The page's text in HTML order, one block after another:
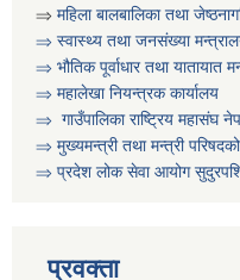
⇒ महिला बालबालिका तथा
⇒ स्वास्थ्य तथा जनसंख्या
⇒ भौतिक पूर्वाधार तथा यातायात
⇒ महालेखा नियन्त्रक कार्यालय
⇒ गाउँपालिका राष्ट्रिय महासंघ
⇒ मुख्यमन्त्री तथा मन्त्री
⇒ प्रदेश लोक सेवा आयोग
प्रवक्ता